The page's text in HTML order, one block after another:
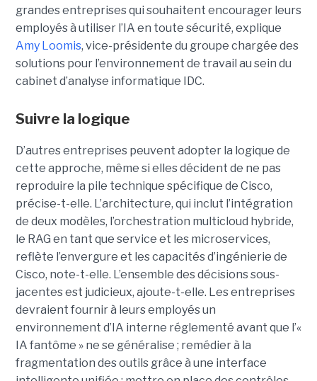
grandes entreprises qui souhaitent encourager leurs
employés à utiliser l’IA en toute sécurité, explique
Amy Loomis, vice-présidente du groupe chargée des
solutions pour l’environnement de travail au sein du
cabinet d’analyse informatique IDC.
Suivre la logique
D’autres entreprises peuvent adopter la logique de
cette approche, même si elles décident de ne pas
reproduire la pile technique spécifique de Cisco,
précise-t-elle. L’architecture, qui inclut l’intégration
de deux modèles, l’orchestration multicloud hybride,
le RAG en tant que service et les microservices,
reflète l’envergure et les capacités d’ingénierie de
Cisco, note-t-elle. L’ensemble des décisions sous-
jacentes est judicieux, ajoute-t-elle. Les entreprises
devraient fournir à leurs employés un
environnement d’IA interne réglementé avant que l’«
IA fantôme » ne se généralise ; remédier à la
fragmentation des outils grâce à une interface